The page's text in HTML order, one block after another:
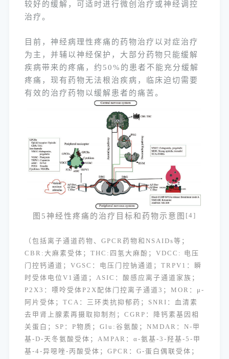
较好的缓解，可适时进行微创治疗或神经调控
治疗。
目前，神经病理性疼痛的药物治疗以对症治疗
为主，并辅以神经保护，大部分药物只能缓解
疾病带来的疼痛，约50%的患者不能充分缓解
疼痛，现有药物无法根治疾病，临床迫切需要
有效的治疗药物以缓解患者的痛苦。
图5神经性疼痛的治疗目标和药物示意图 [4]
（包括离子通道药物、GPCR药物和NSAIDs等；
CBR:大麻素受体；THC:四氢大麻酚；VDCC: 电压
门控钙通道；VGSC：电压门控钠通道；TRPV1：瞬
时受体电位V1通道；ASIC：酸感应离子通道家族；
P2X3：嘌呤受体P2X配体门控离子通道3；MOR：μ-
阿片受体；TCA：三环类抗抑郁药；SNRI：血清素
去甲肾上腺素再摄取抑制剂；CGRP：降钙素基因相
关蛋白；SP：P物质；Glu:谷氨酸；NMDAR：N-甲
基-D-天冬氨酸受体；AMPAR：α-氨基-3-羟基-5-甲
基-4-异噁唑-丙酸受体；GPCR：G-蛋白偶联受体；